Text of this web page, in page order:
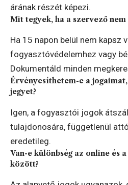
árának részét képezi.
Mit tegyek, ha a szervező nem
Ha 15 napon belül nem kapsz
fogyasztóvédelemhez vagy
Dokumentáld minden
Érvényesíthetem-e a
jegyet?
Igen, a fogyasztói jogok
tulajdonosára, függetlenül
eredetileg.
Van-e különbség az online és
között?